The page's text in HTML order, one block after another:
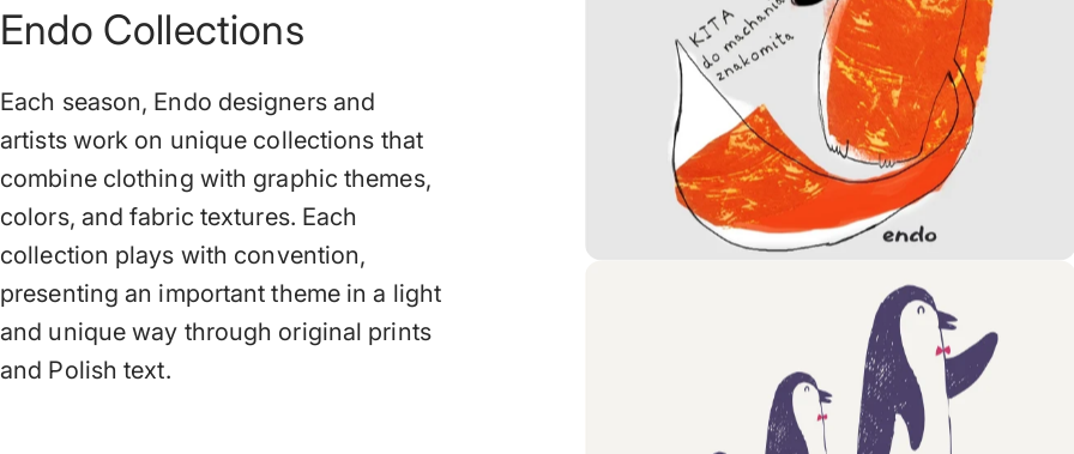
Endo Collections
Each season, Endo designers and
artists work on unique collections that
combine clothing with graphic themes,
colors, and fabric textures. Each
collection plays with convention,
presenting an important theme in a light
and unique way through original prints
and Polish text.